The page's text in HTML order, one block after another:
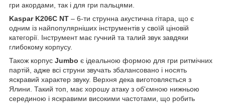
гри акордами, так і для гри пальцями.
Kaspar K206C NT – 6-ти струнна акустична гітара, що є
одним із найпопулярніших інструментів у своїй ціновій
категорії. Інструмент має гучний та талий звук завдяки
глибокому корпусу.
Також корпус Jumbo є ідеальною формою для гри ритмічних
партій, адже всі струни звучать збалансовано і носять
яскравий характер звуку. Верхня дека виготовляється з
Ялини. Такий топ, має хорошу атаку з об'ємною нижньою
серединою і яскравими високими частотами, що робить